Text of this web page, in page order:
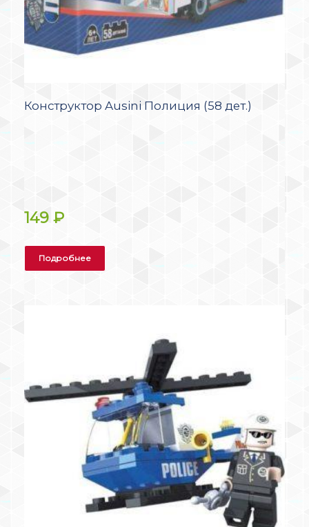
Конструктор Ausini Полиция (58 дет.)
149 ₽
Подробнее